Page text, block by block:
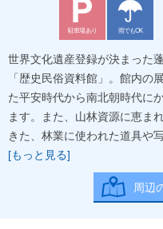
駐車場あり 雨でもOK
世界文化遺産登録が決まった
「歴史民俗資料館」。館内の
た平安時代から南北朝時代に
ます。また、山林資源に恵ま
きた、林業に使われた道具や
[もっと見る]
周辺